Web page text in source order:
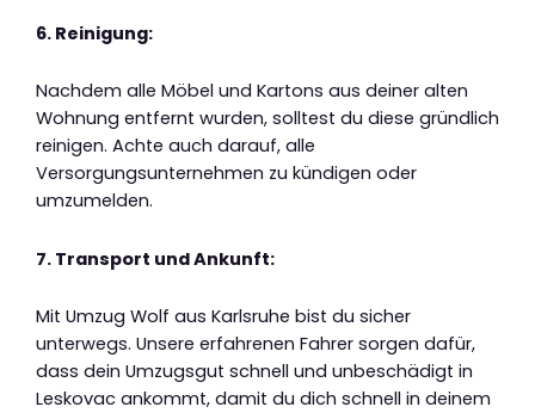
6. Reinigung:
Nachdem alle Möbel und Kartons aus deiner alten
Wohnung entfernt wurden, solltest du diese gründlich
reinigen. Achte auch darauf, alle
Versorgungsunternehmen zu kündigen oder
umzumelden.
7. Transport und Ankunft:
Mit Umzug Wolf aus Karlsruhe bist du sicher
unterwegs. Unsere erfahrenen Fahrer sorgen dafür,
dass dein Umzugsgut schnell und unbeschädigt in
Leskovac ankommt, damit du dich schnell in deinem